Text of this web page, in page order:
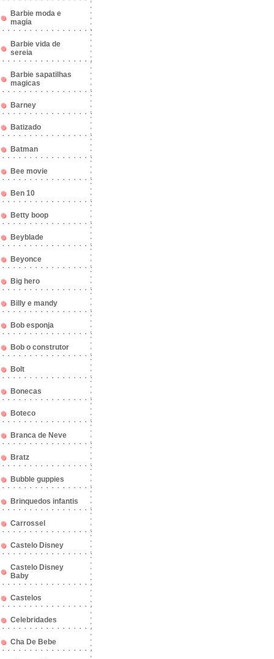
Barbie moda e
magia
Barbie vida de
sereia
Barbie sapatilhas
magicas
Barney
Batizado
Batman
Bee movie
Ben 10
Betty boop
Beyblade
Beyonce
Big hero
Billy e mandy
Bob esponja
Bob o construtor
Bolt
Bonecas
Boteco
Branca de Neve
Bratz
Bubble guppies
Brinquedos infantis
Carrossel
Castelo Disney
Castelo Disney
Baby
Castelos
Celebridades
Cha De Bebe